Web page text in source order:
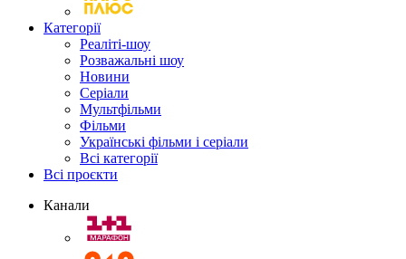
Категорії
Реаліті-шоу
Розважальні шоу
Новини
Серіали
Мультфільми
Фільми
Українські фільми і серіали
Всі категорії
Всі проєкти
Канали